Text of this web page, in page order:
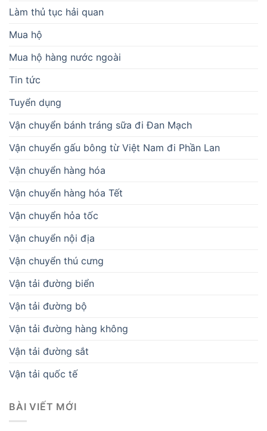
Làm thủ tục hải quan
Mua hộ
Mua hộ hàng nước ngoài
Tin tức
Tuyển dụng
Vận chuyển bánh tráng sữa đi Đan Mạch
Vận chuyển gấu bông từ Việt Nam đi Phần Lan
Vận chuyển hàng hóa
Vận chuyển hàng hóa Tết
Vận chuyển hỏa tốc
Vận chuyển nội địa
Vận chuyển thú cưng
Vận tải đường biển
Vận tải đường bộ
Vận tải đường hàng không
Vận tải đường sắt
Vận tải quốc tế
BÀI VIẾT MỚI